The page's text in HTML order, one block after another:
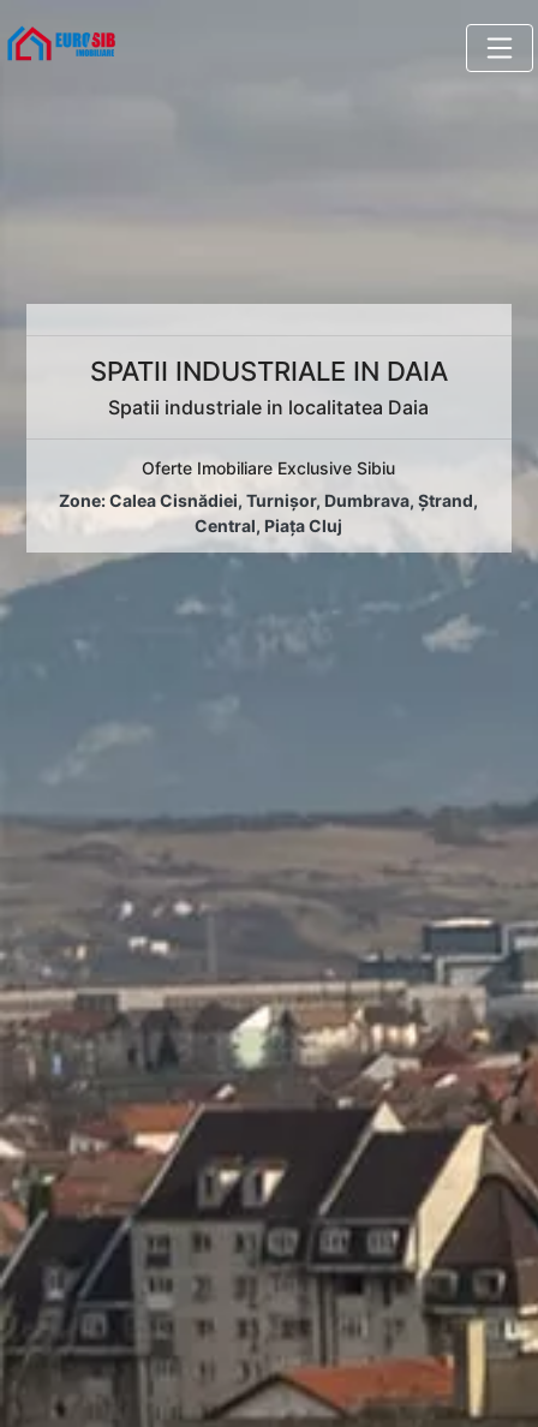
SPATII INDUSTRIALE IN DAIA
Spatii industriale in localitatea Daia
Oferte Imobiliare Exclusive Sibiu
Zone:Calea Cisnădiei,Turnișor, Dumbrava,Ștrand,
Central, Piața Cluj